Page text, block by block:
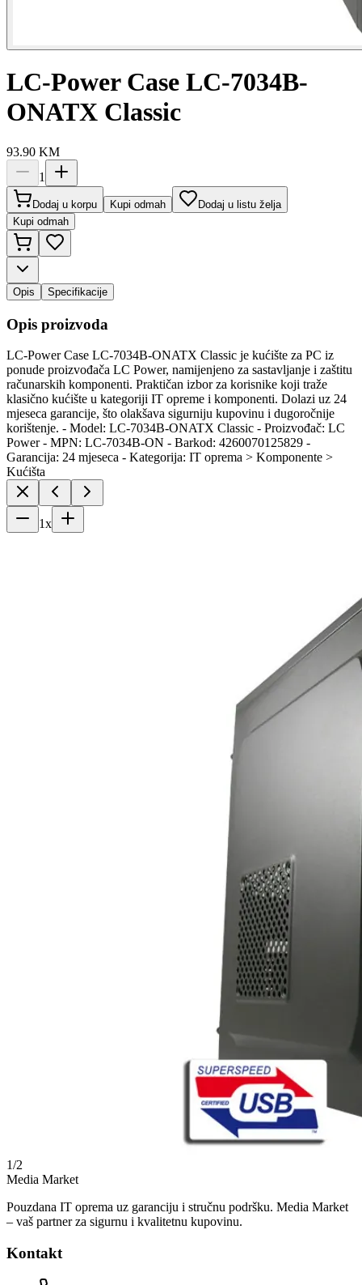
LC-Power Case LC-7034B-
ONATX Classic
93.90 KM
1
Dodaj u korpu Kupi odmah
Dodaj u listu želja
Kupi odmah
Opis Specifikacije
Opis proizvoda
LC-Power Case LC-7034B-ONATX Classic je kućište za PC iz
ponude proizvođača LC Power, namijenjeno za sastavljanje i zaštitu
računarskih komponenti. Praktičan izbor za korisnike koji traže
klasično kućište u kategoriji IT opreme i komponenti. Dolazi uz 24
mjeseca garancije, što olakšava sigurniju kupovinu i dugoročnije
korištenje. - Model: LC-7034B-ONATX Classic - Proizvođač: LC
Power - MPN: LC-7034B-ON - Barkod: 4260070125829 -
Garancija: 24 mjeseca - Kategorija: IT oprema > Komponente >
Kućišta
1x
1/2
Media Market
Pouzdana IT oprema uz garanciju i stručnu podršku. Media Market
– vaš partner za sigurnu i kvalitetnu kupovinu.
Kontakt